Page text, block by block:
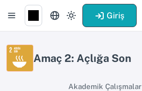
Giriş
Amaç 2: Açlığa Son
Akademik Çalışmalar